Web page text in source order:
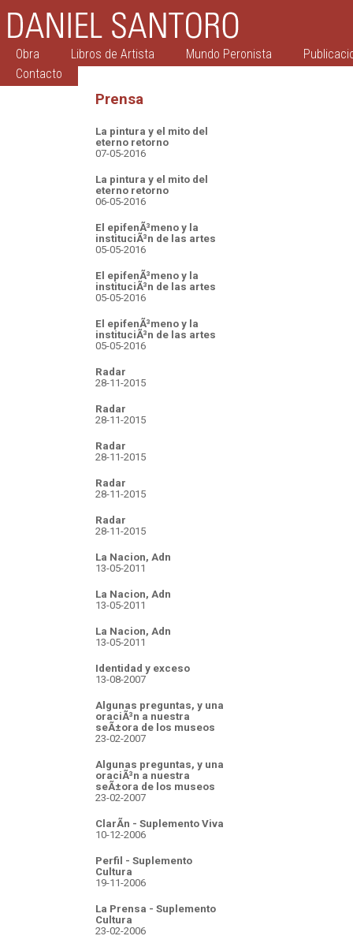
Obra Libros de Artista Mundo Peronista
Contacto
Prensa
La pintura y el mito del
eterno retorno
07-05-2016
La pintura y el mito del
eterno retorno
06-05-2016
El epifenÃ³meno y la
instituciÃ³n de las artes
05-05-2016
El epifenÃ³meno y la
instituciÃ³n de las artes
05-05-2016
El epifenÃ³meno y la
instituciÃ³n de las artes
05-05-2016
Radar
28-11-2015
Radar
28-11-2015
Radar
28-11-2015
Radar
28-11-2015
Radar
28-11-2015
La Nacion, Adn
13-05-2011
La Nacion, Adn
13-05-2011
La Nacion, Adn
13-05-2011
Identidad y exceso
13-08-2007
Algunas preguntas, y una
oraciÃ³n a nuestra
seÃ±ora de los museos
23-02-2007
Algunas preguntas, y una
oraciÃ³n a nuestra
seÃ±ora de los museos
23-02-2007
ClarÃ­n - Suplemento Viva
10-12-2006
Perfil - Suplemento
Cultura
19-11-2006
La Prensa - Suplemento
Cultura
23-02-2006